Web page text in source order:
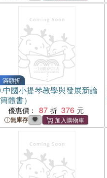
滿額折
中國小提琴教學與發展新論
簡體書）
優惠價： 87 376
無庫存